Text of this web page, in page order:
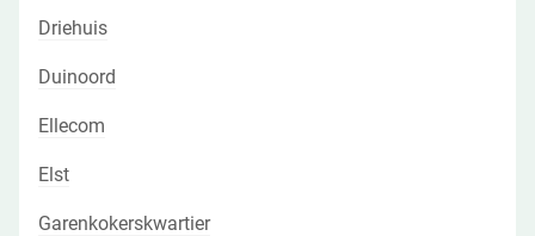
Driehuis
Duinoord
Ellecom
Elst
Garenkokerskwartier